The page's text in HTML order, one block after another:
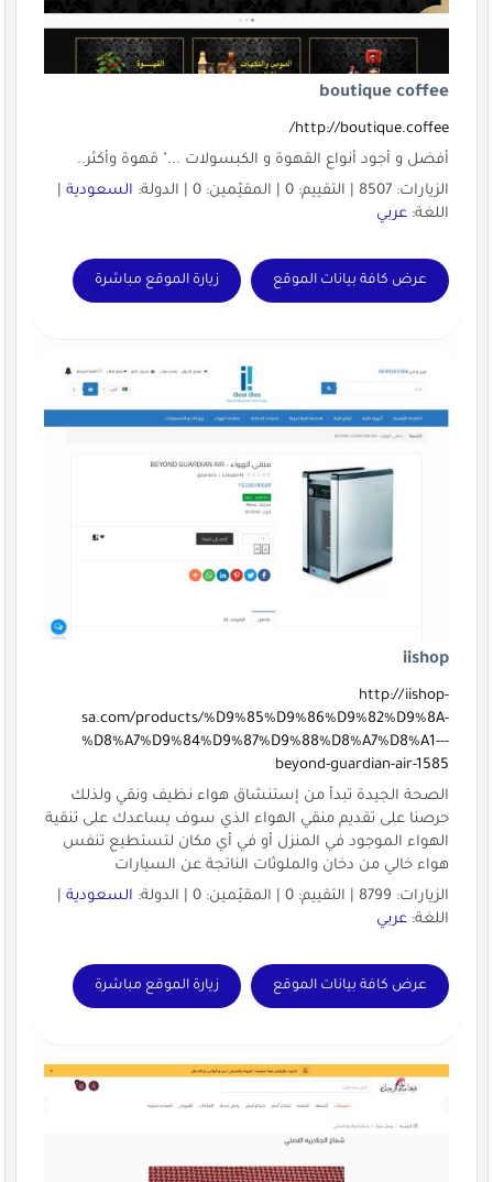
boutique coffee
http://boutique.coffee/
أفضل و أجود أنواع القهوة و الكبسولات ..." قهوة وأكثر..
الزيارات: 8507 | التقييم: 0 | المقيّمين: 0 | الدولة:
السعودية|
اللغة: عربي
عرض كافة بيانات الموقع زيارة الموقع مباشرة
iishop
http://iishop-
sa.com/products/%D9%85%D9%86%D9%82%D9%8A-
%D8%A7%D9%84%D9%87%D9%88%D8%A7%D8%A1---
beyond-guardian-air-1585
الصحة الجيدة تبدأ من إستنشاق هواء نظيف ونقي ولذلك
حرصنا على تقديم منقي الهواء الذي سوف يساعدك على تنقية
الهواء الموجود في المنزل أو في أي مكان لتستطيع تنفس
هواء خالي من دخان والملوثات الناتجة عن السيارات
الزيارات: 8799 | التقييم: 0 | المقيّمين: 0 | الدولة:
السعودية|
اللغة: عربي
عرض كافة بيانات الموقع زيارة الموقع مباشرة